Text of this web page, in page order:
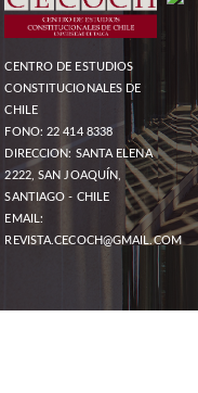
CENTRO DE ESTUDIOS
CONSTITUCIONALES DE
CHILE
FONO: 22 414 8338
DIRECCION: SANTA ELENA
2222, SAN JOAQUÍN,
SANTIAGO - CHILE
EMAIL:
REVISTA.CECOCH@GMAIL.COM